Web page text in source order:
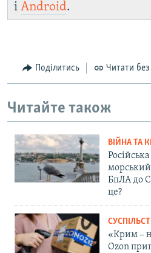
і Android.
Поділитись Читати без
Читайте також
ВІЙНА ТА
БпЛА до
це?
«Крим –
Ozon